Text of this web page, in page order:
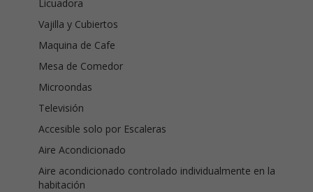
Licuadora
Vajilla y Cubiertos
Maquina de Cafe
Mesa de Comedor
Microondas
Televisión
Accesible solo por Escaleras
Aire Acondicionado
Aire acondicionado controlado individualmente en la
habitación